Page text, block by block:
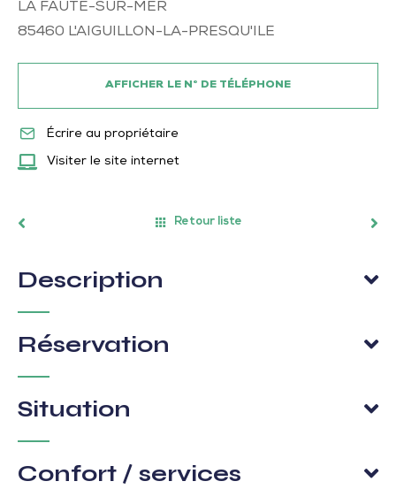
LA FAUTE-SUR-MER
85460 L'AIGUILLON-LA-PRESQU'ILE
AFFICHER LE N° DE TÉLÉPHONE
Écrire au propriétaire
Visiter le site internet
Retour liste
Description
Réservation
Situation
Confort / services